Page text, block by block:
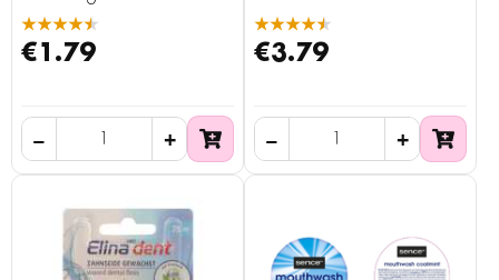
★★★★★
€1.79
★★★★★
€3.79